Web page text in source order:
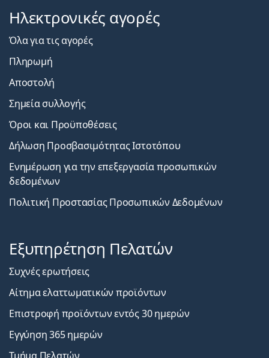
Ηλεκτρονικές αγορές
Όλα για τις αγορές
Πληρωμή
Αποστολή
Σημεία συλλογής
Όροι και Προϋποθέσεις
Δήλωση Προσβασιμότητας Ιστοτόπου
Ενημέρωση για την επεξεργασία προσωπικών
δεδομένων
Πολιτική Προστασίας Προσωπικών Δεδομένων
Εξυπηρέτηση Πελατών
Συχνές ερωτήσεις
Αίτημα ελαττωματικών προϊόντων
Επιστροφή προϊόντων εντός 30 ημερών
Εγγύηση 365 ημερών